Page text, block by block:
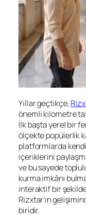
Yıllar geçtikçe,
önemli kilometre
İlk başta yerel bir
ölçekte popülerlik
platformlarda
içeriklerini
ve bu sayede
kurma imkânı
interaktif bir
Rizxtar’ın
biridir.